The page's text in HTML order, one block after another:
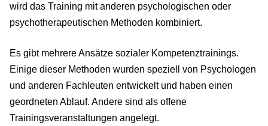
wird das Training mit anderen psychologischen oder
psychotherapeutischen Methoden kombiniert.
Es gibt mehrere Ansätze sozialer Kompetenztrainings.
Einige dieser Methoden wurden speziell von Psychologen
und anderen Fachleuten entwickelt und haben einen
geordneten Ablauf. Andere sind als offene
Trainingsveranstaltungen angelegt.